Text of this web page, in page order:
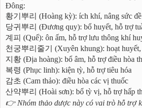
Đông:
황기뿌리 (Hoàng kỳ): ích khí, nâng sức
당귀뿌리 (Đương quy): bổ huyết, hỗ trợ
계피 (Quế): ôn ấm, hỗ trợ lưu thông khí
천궁뿌리줄기 (Xuyên khung): hoạt
지황 (Địa hoàng): bổ âm, hỗ trợ điều hòa
복령 (Phục linh): kiện tỳ, hỗ trợ tiêu hóa
감초 (Cam thảo): điều hòa các vị thuốc
산약뿌리 (Hoài sơn): bổ tỳ vị, hỗ trợ hấp
👉 Nhóm thảo dược này có vai trò hỗ trợ